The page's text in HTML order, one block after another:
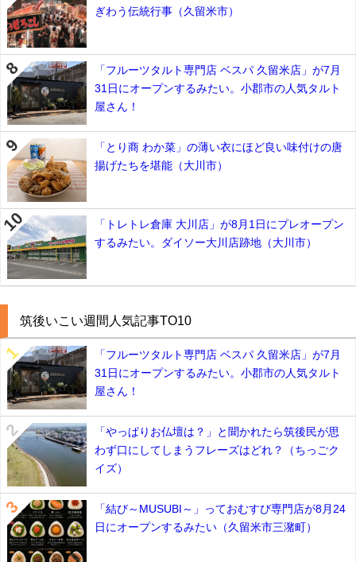
ぎわう伝統行事（久留米市）
「フルーツタルト専門店 ベスパ 久留米店」が7月
31日にオープンするみたい。小郡市の人気タルト
屋さん！
「とり商 わか菜」の薄い衣にほど良い味付けの唐
揚げたちを堪能（大川市）
「トレトレ倉庫 大川店」が8月1日にプレオープン
するみたい。ダイソー大川店跡地（大川市）
筑後いこい週間人気記事TO10
「フルーツタルト専門店 ベスパ 久留米店」が7月
31日にオープンするみたい。小郡市の人気タルト
屋さん！
「やっぱりお仏壇は？」と聞かれたら筑後民が思
わず口にしてしまうフレーズはどれ？（ちっごク
イズ）
「結び～MUSUBI～」っておむすび専門店が8月24
日にオープンするみたい（久留米市三潴町）